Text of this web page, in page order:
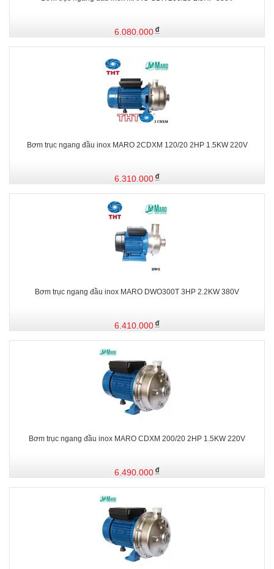
6.080.000
Bơm trục ngang đầu inox MARO 2CDXM 120/20 2HP 1.5KW 220V
6.310.000
Bơm trục ngang đầu inox MARO DWO300T 3HP 2.2KW 380V
6.410.000
Bơm trục ngang đầu inox MARO CDXM 200/20 2HP 1.5KW 220V
6.490.000